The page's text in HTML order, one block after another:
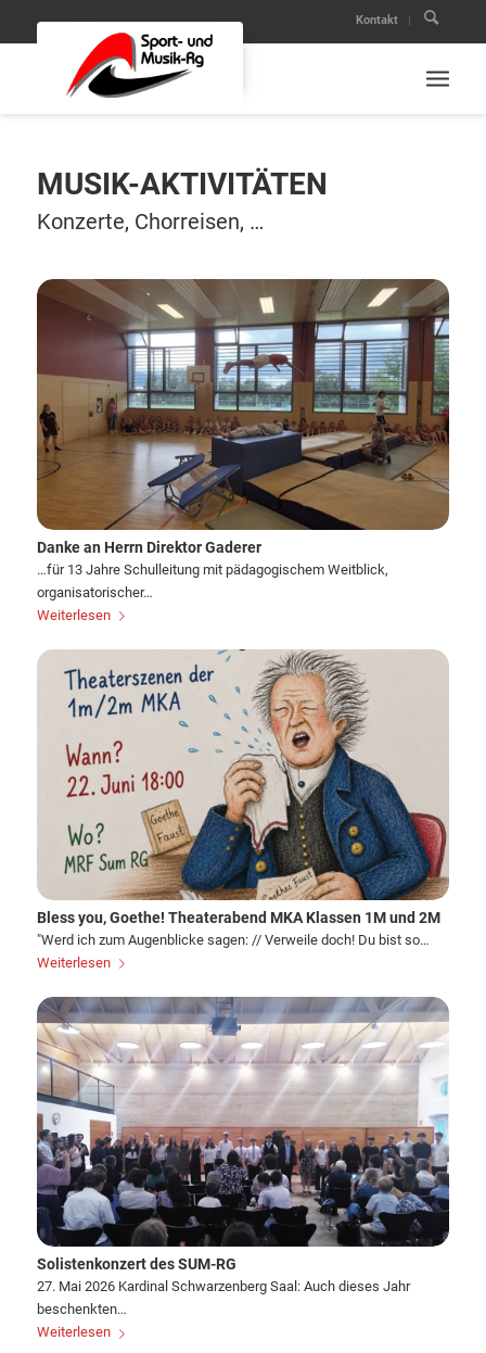
Kontakt
MUSIK-AKTIVITÄTEN
Konzerte, Chorreisen, …
Danke an Herrn Direktor Gaderer
…für 13 Jahre Schulleitung mit pädagogischem Weitblick,
organisatorischer…
Weiterlesen
Bless you, Goethe! Theaterabend MKA Klassen 1M und 2M
"Werd ich zum Augenblicke sagen: // Verweile doch! Du bist so…
Weiterlesen
Solistenkonzert des SUM-RG
27. Mai 2026 Kardinal Schwarzenberg Saal: Auch dieses Jahr
beschenkten…
Weiterlesen